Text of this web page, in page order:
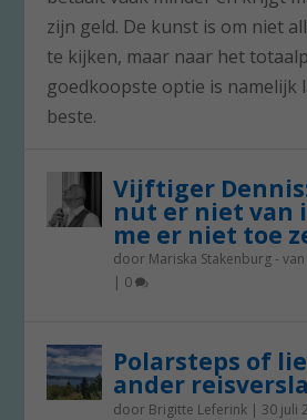
zijn geld. De kunst is om niet
te kijken, maar naar het
goedkoopste optie is namelijk
beste.
Vijftiger
nut er niet van
me er niet toe
door Mariska Stakenburg -
| 0
Polarsteps of
ander
door Brigitte Leferink | 30 juli